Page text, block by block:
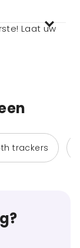
Laat uw
trackers